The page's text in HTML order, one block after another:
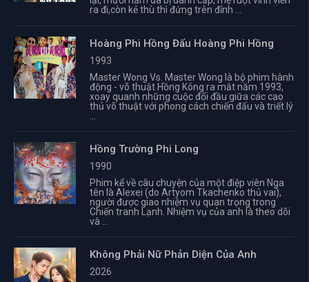
ra đi,còn kẻ thù thì đứng trên đỉnh ...
Hoàng Phi Hồng Đấu Hoàng Phi Hồng
1993
Master Wong Vs. Master Wong là bộ phim hành
động - võ thuật Hồng Kông ra mắt năm 1993,
xoay quanh những cuộc đối đầu giữa các cao
thủ võ thuật với phong cách chiến đấu và triết lý
Hồng Trường Phi Long
1990
Phim kể về câu chuyện của một điệp viên Nga
tên là Alexei (do Artyom Tkachenko thủ vai),
người được giao nhiệm vụ quan trọng trong
Chiến tranh Lạnh. Nhiệm vụ của anh là theo dõi
và ...
Không Phải Nữ Phản Diện Của Anh
2026